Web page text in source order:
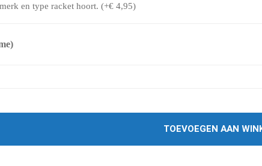
en type racket hoort. (+€ 4,95)
TOEVOEGEN AAN